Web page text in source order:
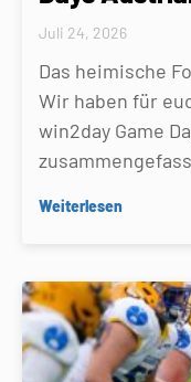
Juli 24, 2026
Das heimische
Wir haben für
win2day Game
Weiterlesen